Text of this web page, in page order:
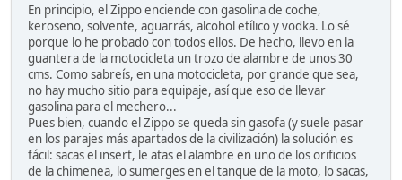
En principio, el Zippo enciende con gasolina de coche,
keroseno, solvente, aguarrás, alcohol etílico y vodka. Lo sé
porque lo he probado con todos ellos. De hecho, llevo en la
guantera de la motocicleta un trozo de alambre de unos 30
cms. Como sabreís, en una motocicleta, por grande que sea,
no hay mucho sitio para equipaje, así que eso de llevar
gasolina para el mechero...
Pues bien, cuando el Zippo se queda sin gasofa (y suele pasar
en los parajes más apartados de la civilización) la solución es
fácil: sacas el insert, le atas el alambre en uno de los orificios
de la chimenea, lo sumerges en el tanque de la moto, lo sacas,